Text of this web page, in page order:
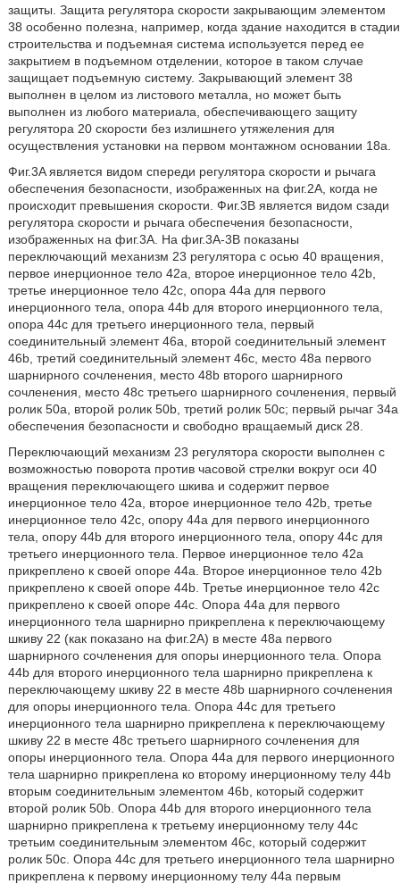
защиты. Защита регулятора скорости закрывающим элементом
38 особенно полезна, например, когда здание находится в стадии
строительства и подъемная система используется перед ее
закрытием в подъемном отделении, которое в таком случае
защищает подъемную систему. Закрывающий элемент 38
выполнен в целом из листового металла, но может быть
выполнен из любого материала, обеспечивающего защиту
регулятора 20 скорости без излишнего утяжеления для
осуществления установки на первом монтажном основании 18a.
Фиг.3A является видом спереди регулятора скорости и рычага
обеспечения безопасности, изображенных на фиг.2A, когда не
происходит превышения скорости. Фиг.3B является видом сзади
регулятора скорости и рычага обеспечения безопасности,
изображенных на фиг.3A. На фиг.3A-3B показаны
переключающий механизм 23 регулятора с осью 40 вращения,
первое инерционное тело 42a, второе инерционное тело 42b,
третье инерционное тело 42c, опора 44a для первого
инерционного тела, опора 44b для второго инерционного тела,
опора 44c для третьего инерционного тела, первый
соединительный элемент 46a, второй соединительный элемент
46b, третий соединительный элемент 46c, место 48a первого
шарнирного сочленения, место 48b второго шарнирного
сочленения, место 48c третьего шарнирного сочленения, первый
ролик 50a, второй ролик 50b, третий ролик 50c; первый рычаг 34a
обеспечения безопасности и свободно вращаемый диск 28.
Переключающий механизм 23 регулятора скорости выполнен с
возможностью поворота против часовой стрелки вокруг оси 40
вращения переключающего шкива и содержит первое
инерционное тело 42a, второе инерционное тело 42b, третье
инерционное тело 42c, опору 44a для первого инерционного
тела, опору 44b для второго инерционного тела, опору 44c для
третьего инерционного тела. Первое инерционное тело 42a
прикреплено к своей опоре 44a. Второе инерционное тело 42b
прикреплено к своей опоре 44b. Третье инерционное тело 42c
прикреплено к своей опоре 44c. Опора 44a для первого
инерционного тела шарнирно прикреплена к переключающему
шкиву 22 (как показано на фиг.2A) в месте 48a первого
шарнирного сочленения для опоры инерционного тела. Опора
44b для второго инерционного тела шарнирно прикреплена к
переключающему шкиву 22 в месте 48b шарнирного сочленения
для опоры инерционного тела. Опора 44c для третьего
инерционного тела шарнирно прикреплена к переключающему
шкиву 22 в месте 48c третьего шарнирного сочленения для
опоры инерционного тела. Опора 44a для первого инерционного
тела шарнирно прикреплена ко второму инерционному телу 44b
вторым соединительным элементом 46b, который содержит
второй ролик 50b. Опора 44b для второго инерционного тела
шарнирно прикреплена к третьему инерционному телу 44c
третьим соединительным элементом 46c, который содержит
ролик 50c. Опора 44c для третьего инерционного тела шарнирно
прикреплена к первому инерционному телу 44a первым